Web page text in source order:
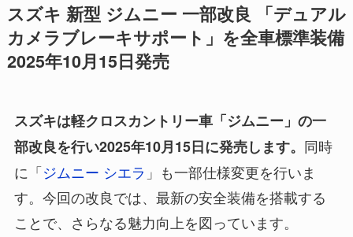
スズキ 新型 ジムニー 一部改良 「デュアル
カメラブレーキサポート」を全車標準装備
2025年10月15日発売
スズキは軽クロスカントリー車「ジムニー」の一
部改良を行い2025年10月15日に発売します。 同時
に「ジムニー シエラ 」も一部仕様変更を行いま
す。今回の改良では、最新の安全装備を搭載する
ことで、さらなる魅力向上を図っています。